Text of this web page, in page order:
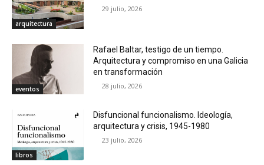
arquitectura
29 julio, 2026
eventos
Rafael Baltar, testigo de un tiempo.
Arquitectura y compromiso en una Galicia
en transformación
28 julio, 2026
libros
Disfuncional funcionalismo. Ideología,
arquitectura y crisis, 1945-1980
23 julio, 2026